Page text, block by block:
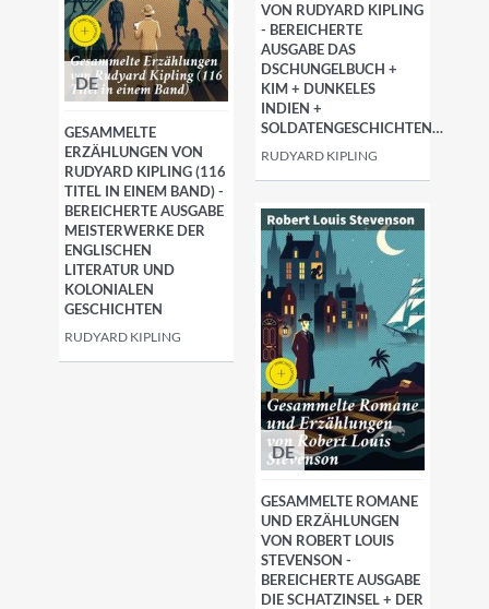
VON RUDYARD KIPLING
- BEREICHERTE
AUSGABE DAS
DSCHUNGELBUCH +
KIM + DUNKELES
INDIEN +
SOLDATENGESCHICHTEN…
RUDYARD KIPLING
DE
GESAMMELTE
ERZÄHLUNGEN VON
RUDYARD KIPLING (116
TITEL IN EINEM BAND) -
BEREICHERTE AUSGABE
MEISTERWERKE DER
ENGLISCHEN
LITERATUR UND
KOLONIALEN
GESCHICHTEN
RUDYARD KIPLING
DE
GESAMMELTE ROMANE
UND ERZÄHLUNGEN
VON ROBERT LOUIS
STEVENSON -
BEREICHERTE AUSGABE
DIE SCHATZINSEL + DER